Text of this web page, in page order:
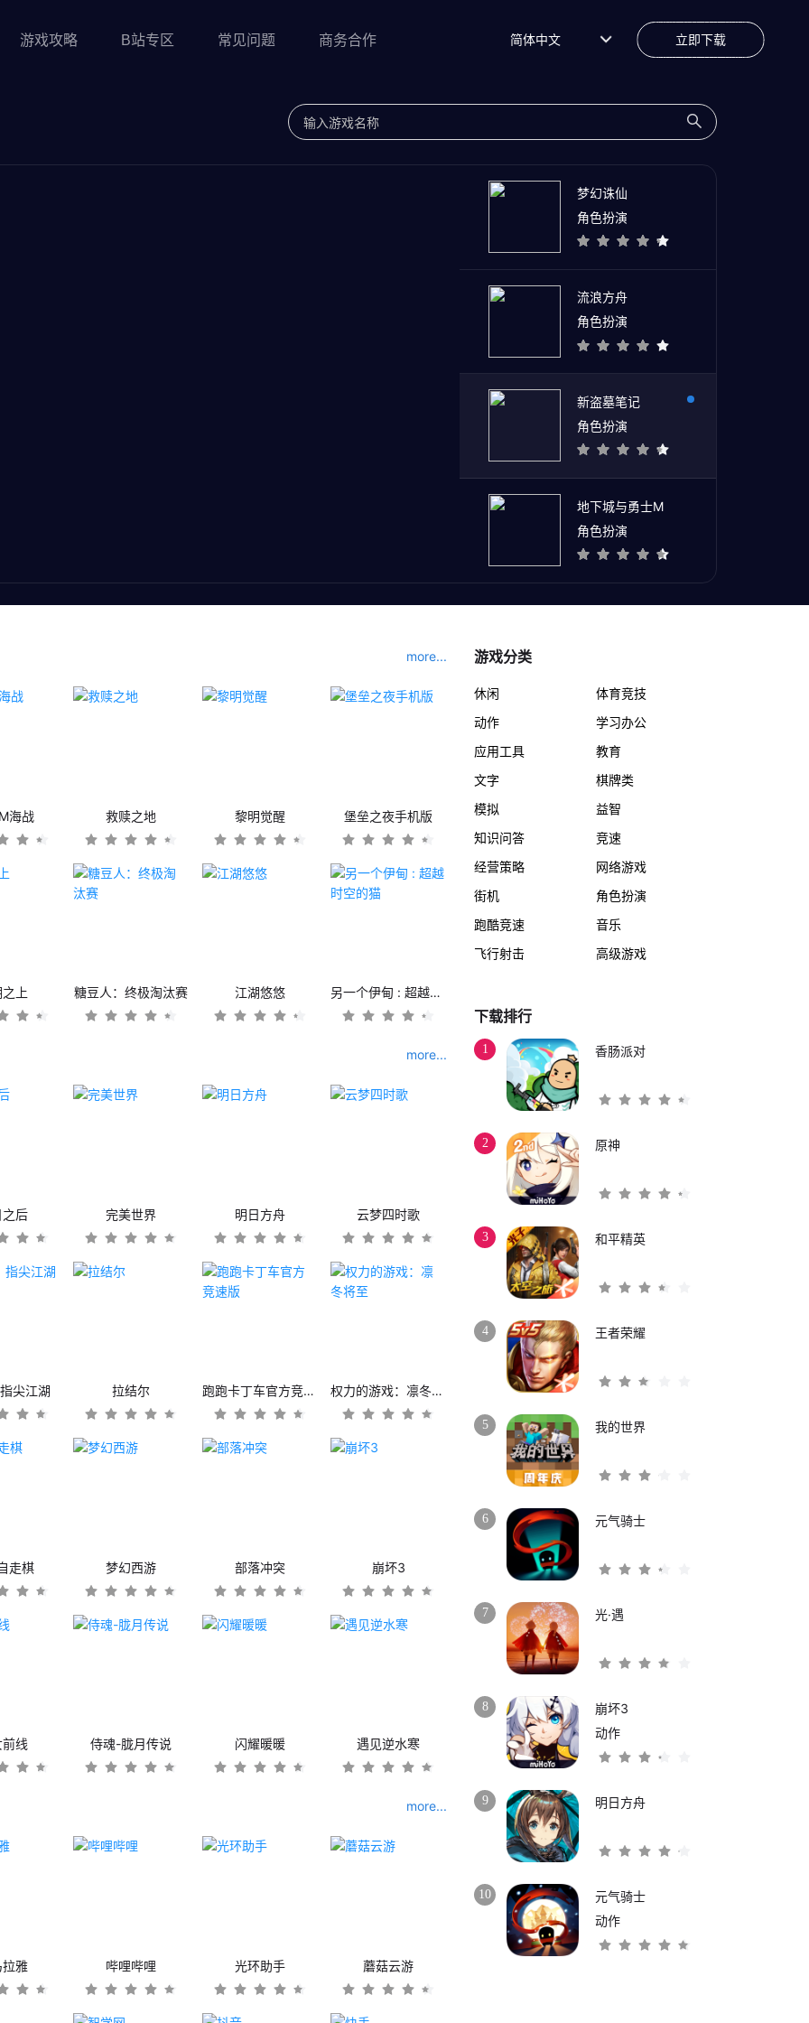
游戏攻略 B站专区 常见问题 商务合作 简体中文 立即下载
梦幻诛仙
角色扮演
流浪方舟
角色扮演
新盗墓笔记
角色扮演
地下城与勇士M
角色扮演
more...
海战 救赎之地 黎明觉醒 堡垒之夜手机版
上 糖豆人：终极淘汰赛 江湖悠悠 另一个伊甸 : 超越时空的猫
more...
后 完美世界 明日方舟 云梦四时歌
尖江湖 拉结尔 跑跑卡丁车官方竞速版 权力的游戏：凛冬将至
走棋 梦幻西游 部落冲突 崩坏3
线 侍魂-胧月传说 闪耀暖暖 遇见逆水寒
more...
雅 哔哩哔哩 光环助手 蘑菇云游
游戏分类
休闲
体育竞技
动作
学习办公
应用工具
教育
文字
棋牌类
模拟
益智
知识问答
竞速
经营策略
网络游戏
街机
角色扮演
跑酷竞速
音乐
飞行射击
高级游戏
下载排行
1 香肠派对
2 原神
3 和平精英
4 王者荣耀
5 我的世界
6 元气骑士
7 光·遇
8
崩坏3
动作
9 明日方舟
10
元气骑士
动作